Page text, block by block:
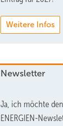
Weitere Infos
Newsletter
Ja, ich möchte den
ENERGIEN-